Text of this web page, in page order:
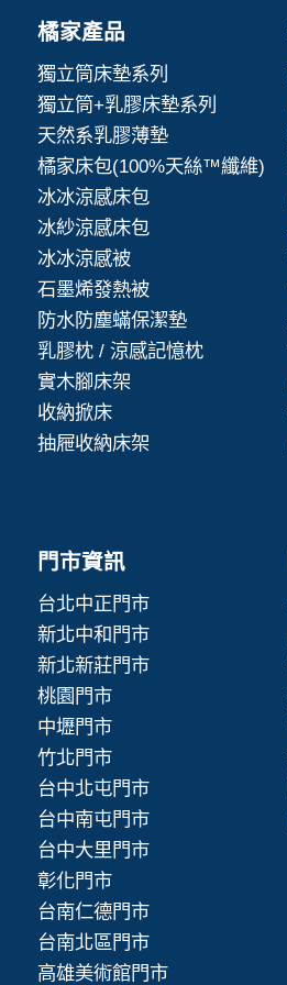
橘家產品
獨立筒床墊系列
獨立筒+乳膠床墊系列
天然系乳膠薄墊
橘家床包(100%天絲™纖維)
冰冰涼感床包
冰紗涼感床包
冰冰涼感被
石墨烯發熱被
防水防塵蟎保潔墊
乳膠枕 / 涼感記憶枕
實木腳床架
收納掀床
抽屜收納床架
門市資訊
台北中正門市
新北中和門市
新北新莊門市
桃園門市
中壢門市
竹北門市
台中北屯門市
台中南屯門市
台中大里門市
彰化門市
台南仁德門市
台南北區門市
高雄美術館門市